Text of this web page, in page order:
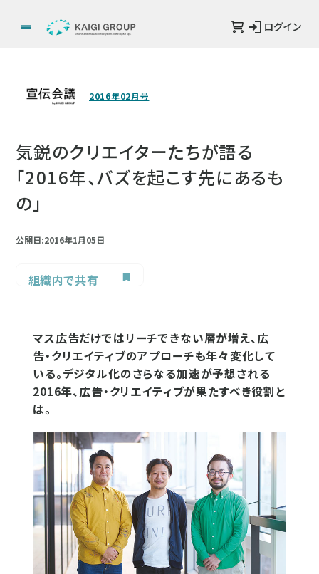
ログイン
2016年02月号
気鋭のクリエイターたちが語る
「2016年、バズを起こす先にあるも
の」
公開日:2016年1月05日
組織内で共有
マス広告だけではリーチできない層が増え、広
告・クリエイティブのアプローチも年々変化して
いる。デジタル化のさらなる加速が予想される
2016年、広告・クリエイティブが果たすべき役割と
は。